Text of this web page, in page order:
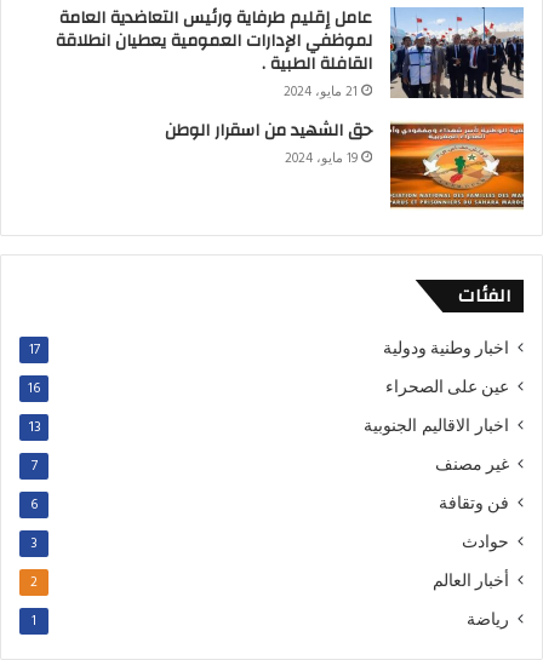
عامل إقليم طرفاية ورئيس التعاضدية العامة
لموظفي الإدارات العمومية يعطيان انطلاقة
القافلة الطبية .
21 مايو، 2024
حق الشهيد من اسقرار الوطن
19 مايو، 2024
الفئات
اخبار وطنية ودولية 17
عين على الصحراء 16
اخبار الاقاليم الجنوبية 13
غير مصنف 7
فن وتقافة 6
حوادث 3
أخبار العالم 2
رياضة 1